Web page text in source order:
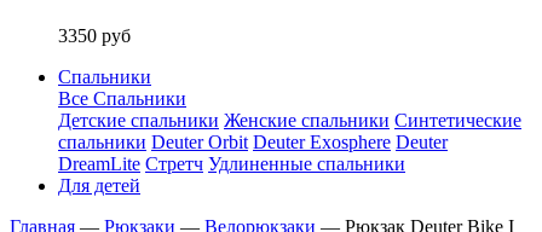
3350 руб
Спальники
Все Спальники
Детские спальники Женские спальники Синтетические
спальники Deuter Orbit Deuter Exosphere Deuter
DreamLite Стретч Удлиненные спальники
Для детей
Главная — Рюкзаки — Велорюкзаки — Рюкзак Deuter Bike I